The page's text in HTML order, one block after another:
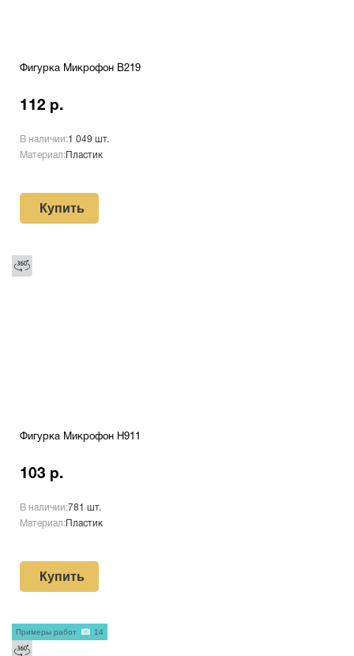
Фигурка Микрофон B219
112 р.
В наличии:1 049 шт.
Материал: Пластик
Купить
Фигурка Микрофон H911
103 р.
В наличии:781 шт.
Материал: Пластик
Купить
Примеры работ 14